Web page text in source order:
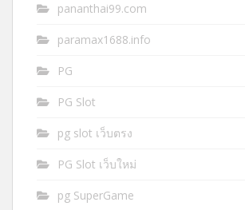
pananthai99.com
paramax1688.info
PG
PG Slot
pg slot เว็บตรง
PG Slot เว็บใหม่
pg SuperGame